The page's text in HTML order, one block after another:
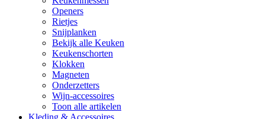
Openers
Rietjes
Snijplanken
Bekijk alle Keuken
Keukenschorten
Klokken
Magneten
Onderzetters
Wijn-accessoires
Toon alle artikelen
Kleding & Accessoires